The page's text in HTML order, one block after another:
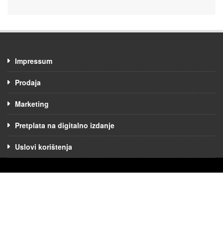
Impressum
Prodaja
Marketing
Pretplata na digitalno izdanje
Uslovi korištenja